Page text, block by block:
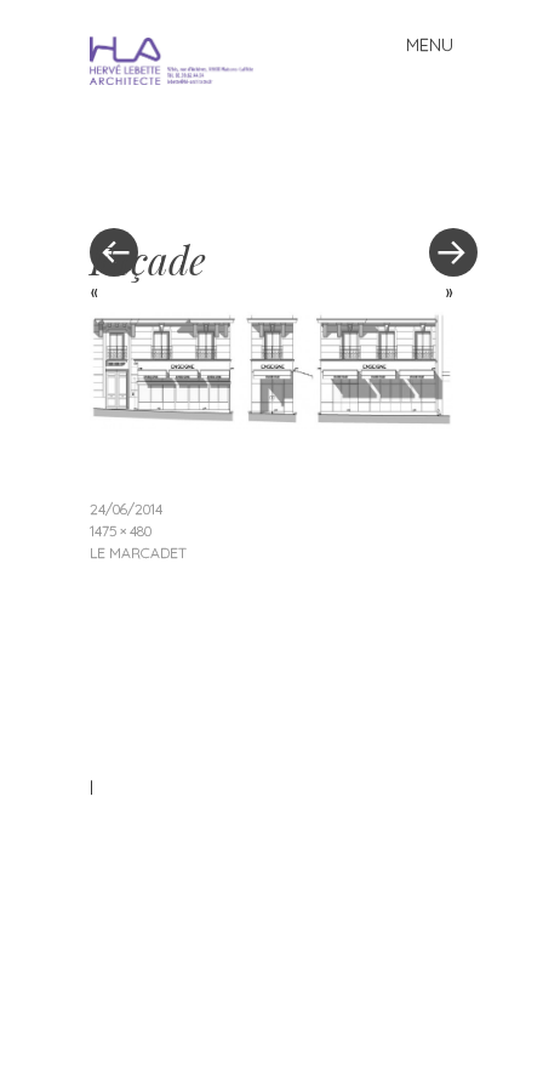
MENU
Skip to content
« »
Façade
24/06/2014
1475 × 480
LE MARCADET
|